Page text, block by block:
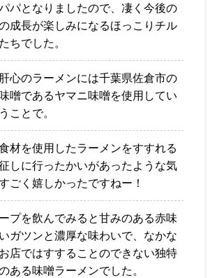
パとなりましたので、凄く今後の
成長が楽しみになるほっこりチル
ちでした。
心のラーメンには千葉県佐倉市の
噌であるヤマニ味噌を使用してい
ことで。
材を使用したラーメンをすすれる
しに行ったかいがあったような気
ごく嬉しかったですねー！
プを飲んでみると甘みのある赤味
ガツンと濃厚な味わいで、なかな
店ではすすることのできない独特
ある味噌ラーメンでした。